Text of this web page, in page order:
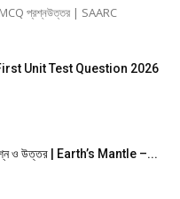
প্রশ্নউত্তর | SAARC
Unit Test Question 2026
ও উত্তর | Earth’s Mantle –...